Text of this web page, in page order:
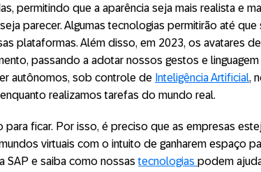
permitindo que a aparência seja mais realista e
parecer. Algumas tecnologias permitirão até que
plataformas. Além disso, em 2023, os avatares
passando a adotar nossos gestos e
autônomos, sob controle de nteligênciaArtificial,
realizamos tarefas do mundo real.
para ficar. Por isso, é preciso que as empresas
virtuais com o intuito de ganharem espaço
SAP e saiba como nossastecnologias podem